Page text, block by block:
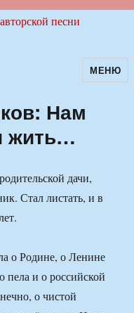
авторскойМЕНЮ
Нам
жить…
дачи,
Стал листать, и в
о Родине, о Ленине
и о российской
о чистой